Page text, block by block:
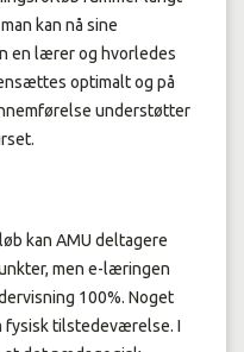
kan nå sine
en lærer og hvorledes
optimalt og på
understøtter
kan AMU deltagere
men e-læringen
100%. Noget
fysisk tilstedeværelse. I